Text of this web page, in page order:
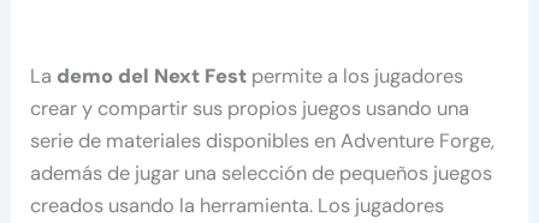
La demo del Next Fest permite a los jugadores
crear y compartir sus propios juegos usando una
serie de materiales disponibles en Adventure Forge,
además de jugar una selección de pequeños juegos
creados usando la herramienta. Los jugadores